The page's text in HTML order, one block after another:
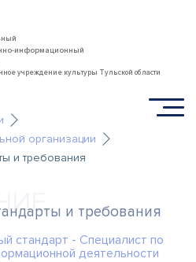
информационный
учреждение культуры Тульской области
организации
и требования
и требования
стандарт - Специалист по
деятельности